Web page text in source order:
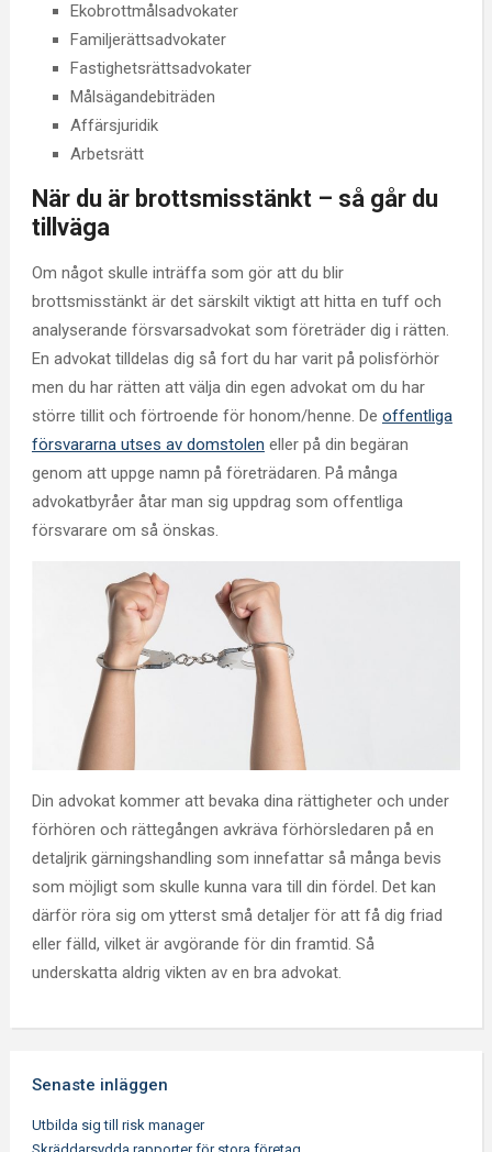
Ekobrottmålsadvokater
Familjerättsadvokater
Fastighetsrättsadvokater
Målsägandebiträden
Affärsjuridik
Arbetsrätt
När du är brottsmisstänkt – så går du
tillväga
Om något skulle inträffa som gör att du blir
brottsmisstänkt är det särskilt viktigt att hitta en tuff och
analyserande försvarsadvokat som företräder dig i rätten.
En advokat tilldelas dig så fort du har varit på polisförhör
men du har rätten att välja din egen advokat om du har
större tillit och förtroende för honom/henne. De offentliga
försvararna utses av domstolen eller på din begäran
genom att uppge namn på företrädaren. På många
advokatbyråer åtar man sig uppdrag som offentliga
försvarare om så önskas.
Din advokat kommer att bevaka dina rättigheter och under
förhören och rättegången avkräva förhörsledaren på en
detaljrik gärningshandling som innefattar så många bevis
som möjligt som skulle kunna vara till din fördel. Det kan
därför röra sig om ytterst små detaljer för att få dig friad
eller fälld, vilket är avgörande för din framtid. Så
underskatta aldrig vikten av en bra advokat.
Senaste inläggen
Utbilda sig till risk manager